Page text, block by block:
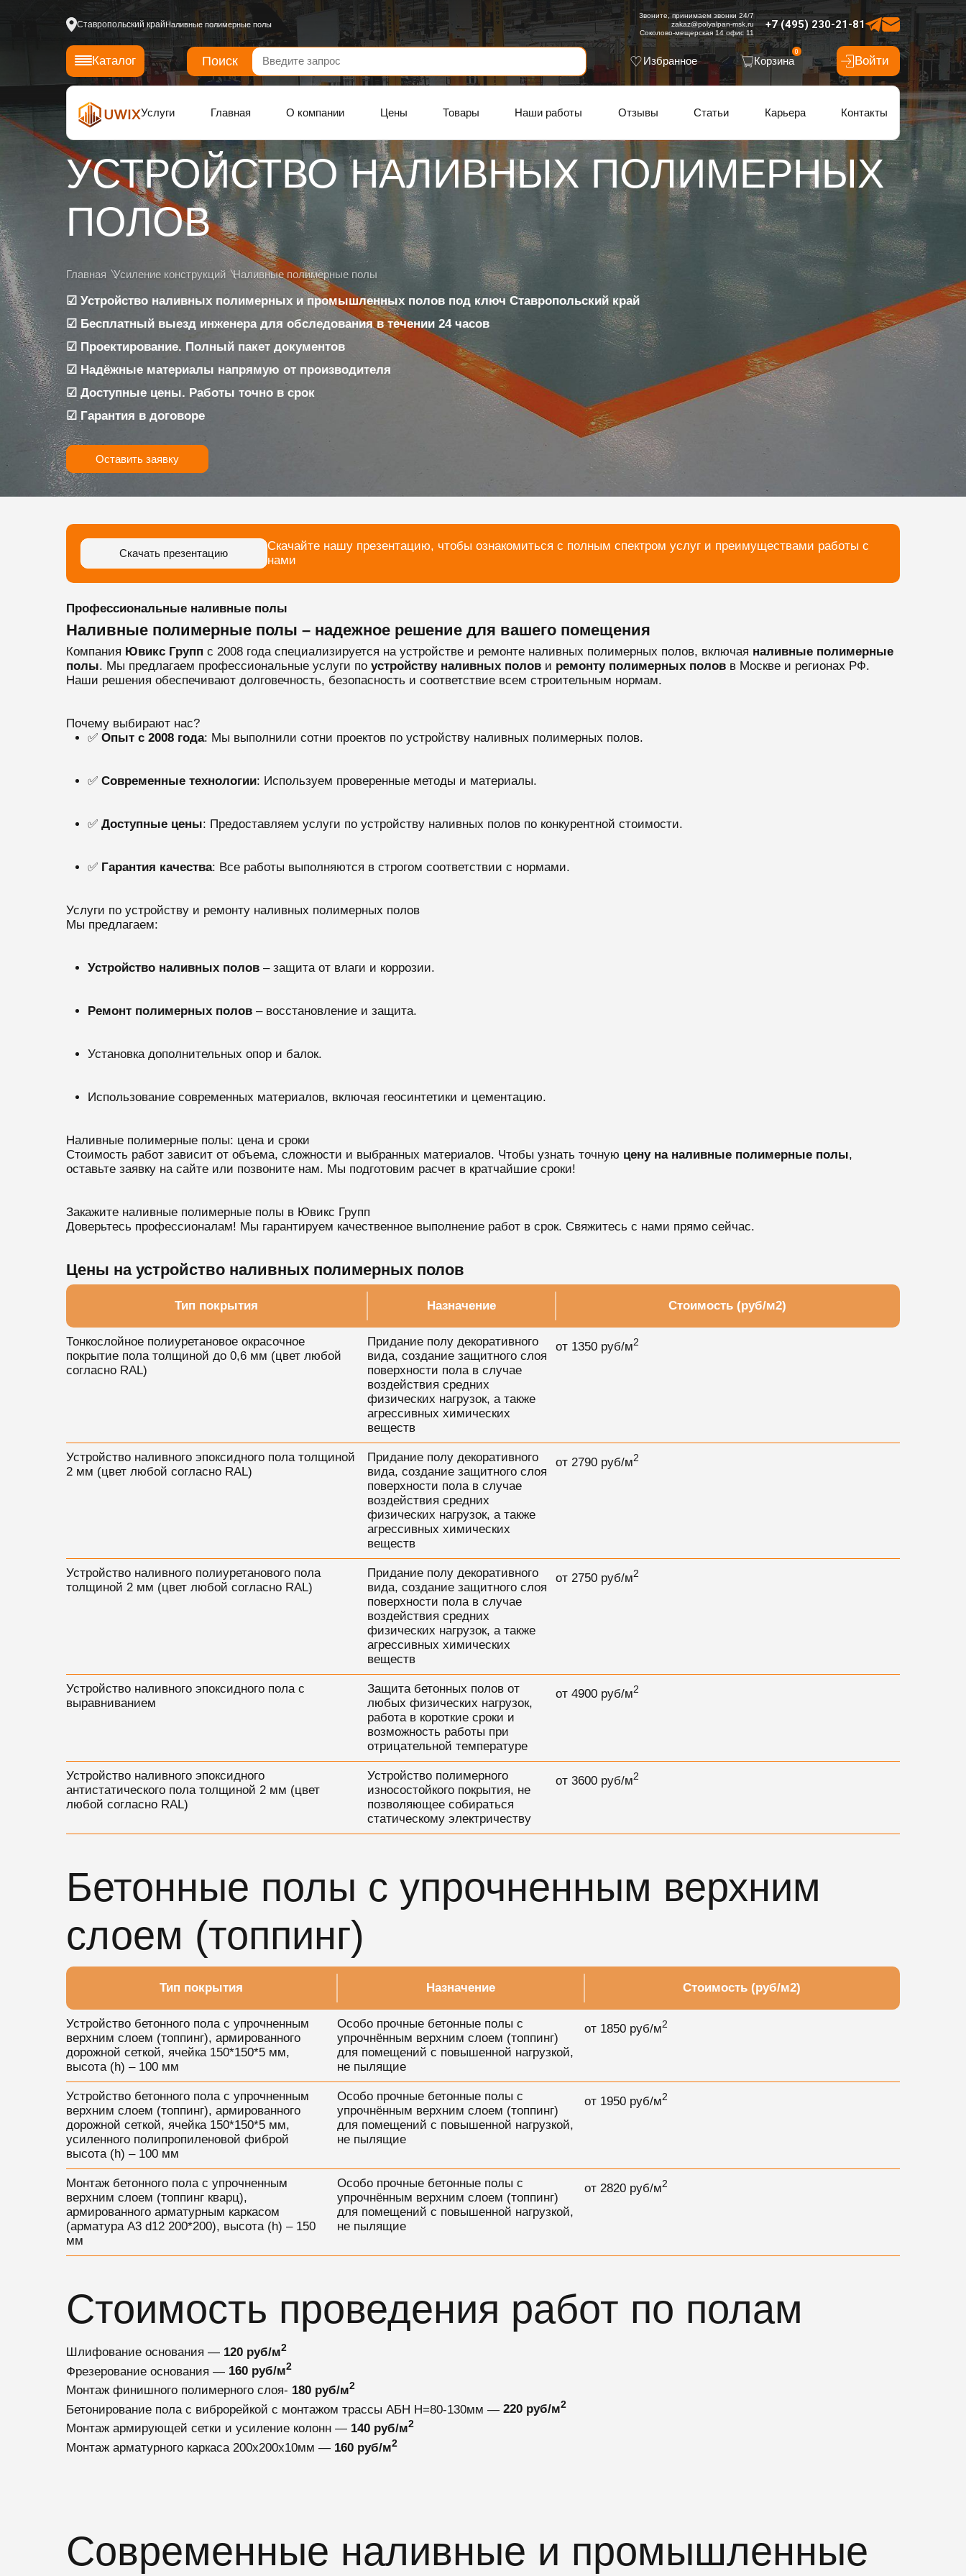
Ставропольский крайНаливные полимерные полы +7 (495) 230-21-81
Звоните, принимаем звонки 24/7
zakaz@polyalpan-msk.ru
Соколово-мещерская 14 офис 11
Каталог Поиск Избранное Корзина
0
Войти
Услуги Главная О компании Цены Товары Наши работы Отзывы Статьи Карьера Контакты
УСТРОЙСТВО НАЛИВНЫХ ПОЛИМЕРНЫХ
ПОЛОВ
Главная Усиление конструкций Наливные полимерные полы
☑ Устройство наливных полимерных и промышленных полов под ключ Ставропольский край
☑ Бесплатный выезд инженера для обследования в течении 24 часов
☑ Проектирование. Полный пакет документов
☑ Надёжные материалы напрямую от производителя
☑ Доступные цены. Работы точно в срок
☑ Гарантия в договоре
Оставить заявку
Скачать презентацию
Скачайте нашу презентацию, чтобы ознакомиться с полным спектром услуг и преимуществами работы с
нами
Профессиональные наливные полы
Наливные полимерные полы – надежное решение для вашего помещения
Компания Ювикс Групп с 2008 года специализируется на устройстве и ремонте наливных полимерных полов, включая наливные полимерные
полы. Мы предлагаем профессиональные услуги по устройству наливных полов и ремонту полимерных полов в Москве и регионах РФ.
Наши решения обеспечивают долговечность, безопасность и соответствие всем строительным нормам.
Почему выбирают нас?
✅ Опыт с 2008 года: Мы выполнили сотни проектов по устройству наливных полимерных полов.
✅ Современные технологии: Используем проверенные методы и материалы.
✅ Доступные цены: Предоставляем услуги по устройству наливных полов по конкурентной стоимости.
✅ Гарантия качества: Все работы выполняются в строгом соответствии с нормами.
Услуги по устройству и ремонту наливных полимерных полов
Мы предлагаем:
Устройство наливных полов – защита от влаги и коррозии.
Ремонт полимерных полов – восстановление и защита.
Установка дополнительных опор и балок.
Использование современных материалов, включая геосинтетики и цементацию.
Наливные полимерные полы: цена и сроки
Стоимость работ зависит от объема, сложности и выбранных материалов. Чтобы узнать точную цену на наливные полимерные полы,
оставьте заявку на сайте или позвоните нам. Мы подготовим расчет в кратчайшие сроки!
Закажите наливные полимерные полы в Ювикс Групп
Доверьтесь профессионалам! Мы гарантируем качественное выполнение работ в срок. Свяжитесь с нами прямо сейчас.
Цены на устройство наливных полимерных полов
Тип покрытия Назначение Стоимость (руб/м2)
Тонкослойное полиуретановое окрасочное
покрытие пола толщиной до 0,6 мм (цвет любой
согласно RAL)
Придание полу декоративного
вида, создание защитного слоя
поверхности пола в случае
воздействия средних
физических нагрузок, а также
агрессивных химических
веществ
от 1350 руб/м2
Устройство наливного эпоксидного пола толщиной
2 мм (цвет любой согласно RAL)
Придание полу декоративного
вида, создание защитного слоя
поверхности пола в случае
воздействия средних
физических нагрузок, а также
агрессивных химических
веществ
от 2790 руб/м2
Устройство наливного полиуретанового пола
толщиной 2 мм (цвет любой согласно RAL)
Придание полу декоративного
вида, создание защитного слоя
поверхности пола в случае
воздействия средних
физических нагрузок, а также
агрессивных химических
веществ
от 2750 руб/м2
Устройство наливного эпоксидного пола с
выравниванием
Защита бетонных полов от
любых физических нагрузок,
работа в короткие сроки и
возможность работы при
отрицательной температуре
от 4900 руб/м2
Устройство наливного эпоксидного
антистатического пола толщиной 2 мм (цвет
любой согласно RAL)
Устройство полимерного
износостойкого покрытия, не
позволяющее собираться
статическому электричеству
от 3600 руб/м2
Бетонные полы с упрочненным верхним
слоем (топпинг)
Тип покрытия Назначение Стоимость (руб/м2)
Устройство бетонного пола с упрочненным
верхним слоем (топпинг), армированного
дорожной сеткой, ячейка 150*150*5 мм,
высота (h) – 100 мм
Особо прочные бетонные полы с
упрочнённым верхним слоем (топпинг)
для помещений с повышенной нагрузкой,
не пылящие
от 1850 руб/м2
Устройство бетонного пола с упрочненным
верхним слоем (топпинг), армированного
дорожной сеткой, ячейка 150*150*5 мм,
усиленного полипропиленовой фиброй
высота (h) – 100 мм
Особо прочные бетонные полы с
упрочнённым верхним слоем (топпинг)
для помещений с повышенной нагрузкой,
не пылящие
от 1950 руб/м2
Монтаж бетонного пола с упрочненным
верхним слоем (топпинг кварц),
армированного арматурным каркасом
(арматура А3 d12 200*200), высота (h) – 150
мм
Особо прочные бетонные полы с
упрочнённым верхним слоем (топпинг)
для помещений с повышенной нагрузкой,
не пылящие
от 2820 руб/м2
Стоимость проведения работ по полам
Шлифование основания — 120 руб/м2
Фрезерование основания — 160 руб/м2
Монтаж финишного полимерного слоя- 180 руб/м2
Бетонирование пола с виброрейкой с монтажом трассы АБН Н=80-130мм — 220 руб/м2
Монтаж армирующей сетки и усиление колонн — 140 руб/м2
Монтаж арматурного каркаса 200х200х10мм — 160 руб/м2
Современные наливные и промышленные